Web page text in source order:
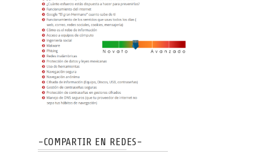
-COMPARTIR EN REDES-